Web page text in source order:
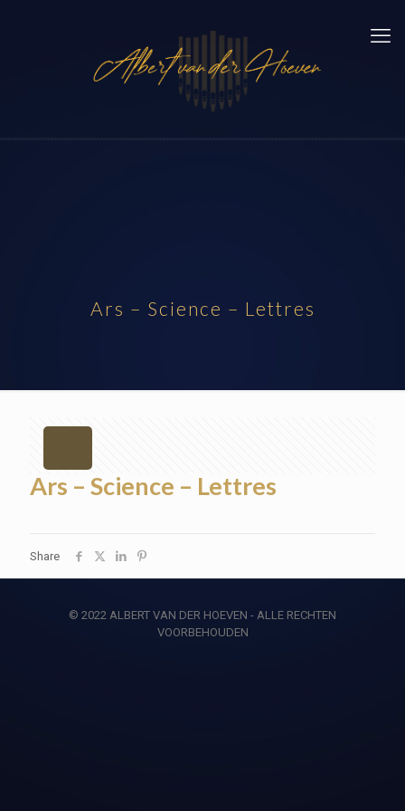
Ars – Science – Lettres
Ars – Science – Lettres
Share
© 2022 ALBERT VAN DER HOEVEN - ALLE RECHTEN
VOORBEHOUDEN